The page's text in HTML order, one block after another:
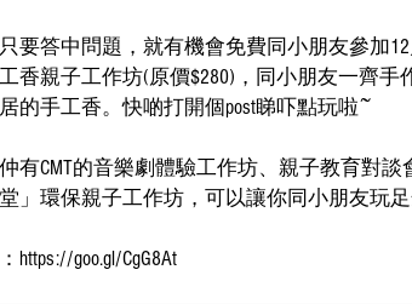
要答中問題，就有機會免費同小朋友參加12
香親子工作坊(原價$280)，同小朋友一齊手
的手工香。快啲打開個post睇吓點玩啦~
有CMT的音樂劇體驗工作坊、親子教育對談
」環保親子工作坊，可以讓你同小朋友玩足
https://goo.gl/CgG8At